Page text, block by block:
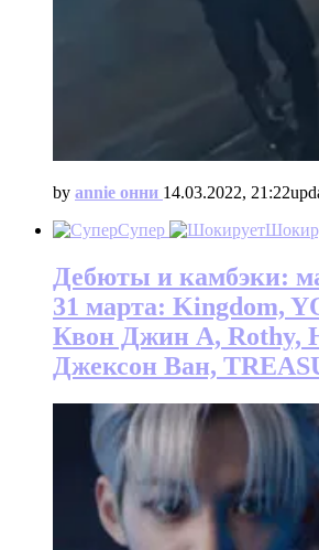
by annie онни 14.03.2022, 21:22
Супер
Дебюты и камбэки:
31 марта: Kingdom,
Квон Джин А, Rothy,
Джексон Ван,